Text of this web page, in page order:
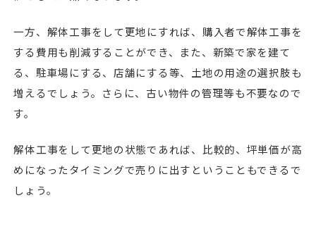
一方、解体工事をして更地にすれば、購入者で解体工事を
する費用も削減することができ、また、新築で家を建て
る、駐車場にする、店舗にする等、土地の用途の選択肢も
増えるでしょう。さらに、古い物件の管理等も不要なので
す。
解体工事をして更地の状態であれば、比較的、坪単価が高
めになったタイミングで売りに出すということもできるで
しょう。